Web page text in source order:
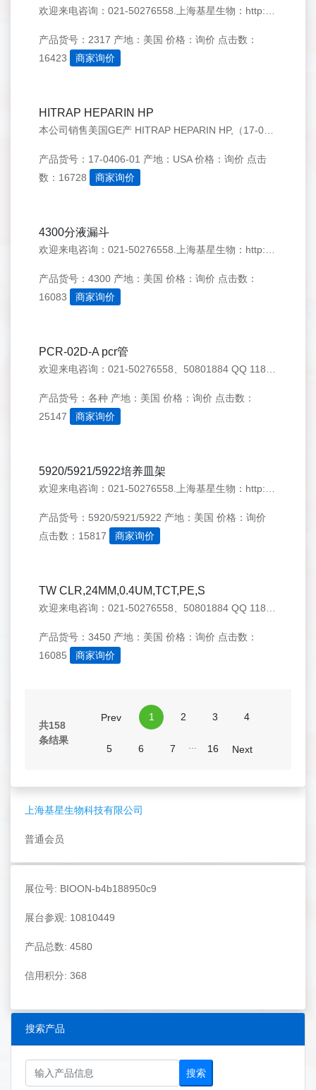
上海基星生物科技有限公司
普通会员
展位号: BIOON-b4b188950c9
展台参观: 10810449
产品总数: 4580
信用积分: 368
搜索产品
搜索
产品货号：2317 产地：美国 价格：询价 点击数：
16423
商家询价
HITRAP HEPARIN HP
产品货号：17-0406-01 产地：USA 价格：询价 点击
数：16728
商家询价
4300分液漏斗
产品货号：4300 产地：美国 价格：询价 点击数：
16083
商家询价
PCR-02D-A pcr管
产品货号：各种 产地：美国 价格：询价 点击数：
25147
商家询价
5920/5921/5922培养皿架
产品货号：5920/5921/5922 产地：美国 价格：询价
点击数：15817
商家询价
TW CLR,24MM,0.4UM,TCT,PE,S
产品货号：3450 产地：美国 价格：询价 点击数：
16085
商家询价
共158
条结果
Prev 1 2 3 4
5 6 7 16 Next